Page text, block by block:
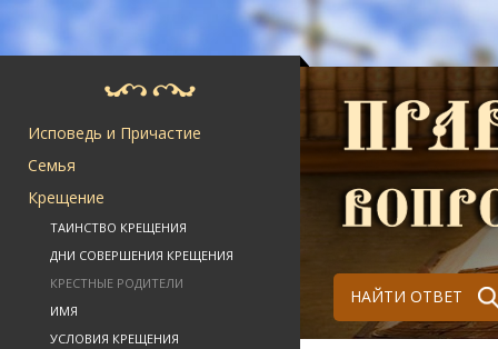
Исповедь и Причастие
Семья
Крещение
ТАИНСТВО КРЕЩЕНИЯ
ДНИ СОВЕРШЕНИЯ КРЕЩЕНИЯ
КРЕСТНЫЕ РОДИТЕЛИ
ИМЯ
УСЛОВИЯ КРЕЩЕНИЯ
НАЙТИ ОТВЕТ